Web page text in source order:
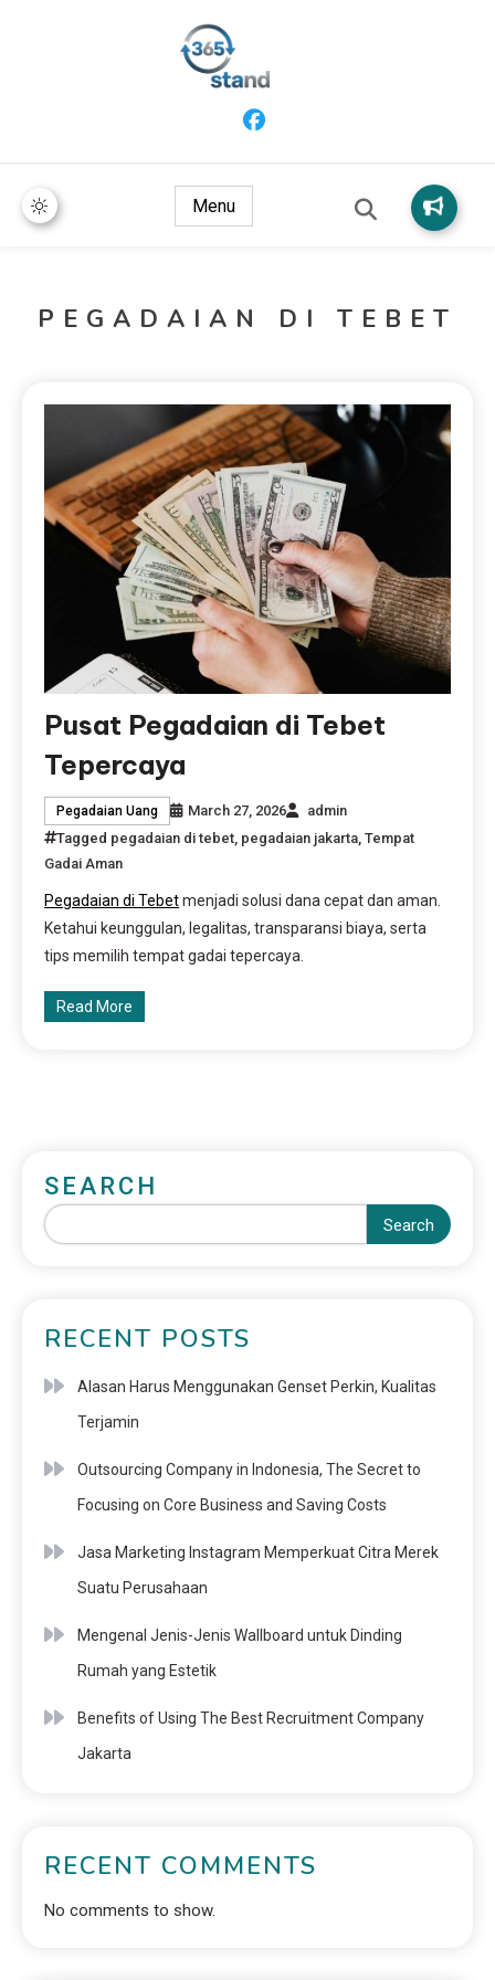
Menu
PEGADAIAN DI TEBET
Pusat Pegadaian di Tebet
Tepercaya
Pegadaian Uang March 27, 2026
admin
Tagged pegadaian di tebet, pegadaian jakarta,Tempat
Gadai Aman
Pegadaian di Tebetmenjadi solusi dana cepat dan aman.
Ketahui keunggulan, legalitas, transparansi biaya, serta
tips memilih tempat gadai tepercaya.
Read More
SEARCH
Search
RECENT POSTS
Alasan Harus Menggunakan Genset Perkin, Kualitas
Terjamin
Outsourcing Company in Indonesia, The Secret to
Focusing on Core Business and Saving Costs
Jasa Marketing Instagram Memperkuat Citra Merek
Suatu Perusahaan
Mengenal Jenis-Jenis Wallboard untuk Dinding
Rumah yang Estetik
Benefits of Using The Best Recruitment Company
Jakarta
RECENT COMMENTS
No comments to show.